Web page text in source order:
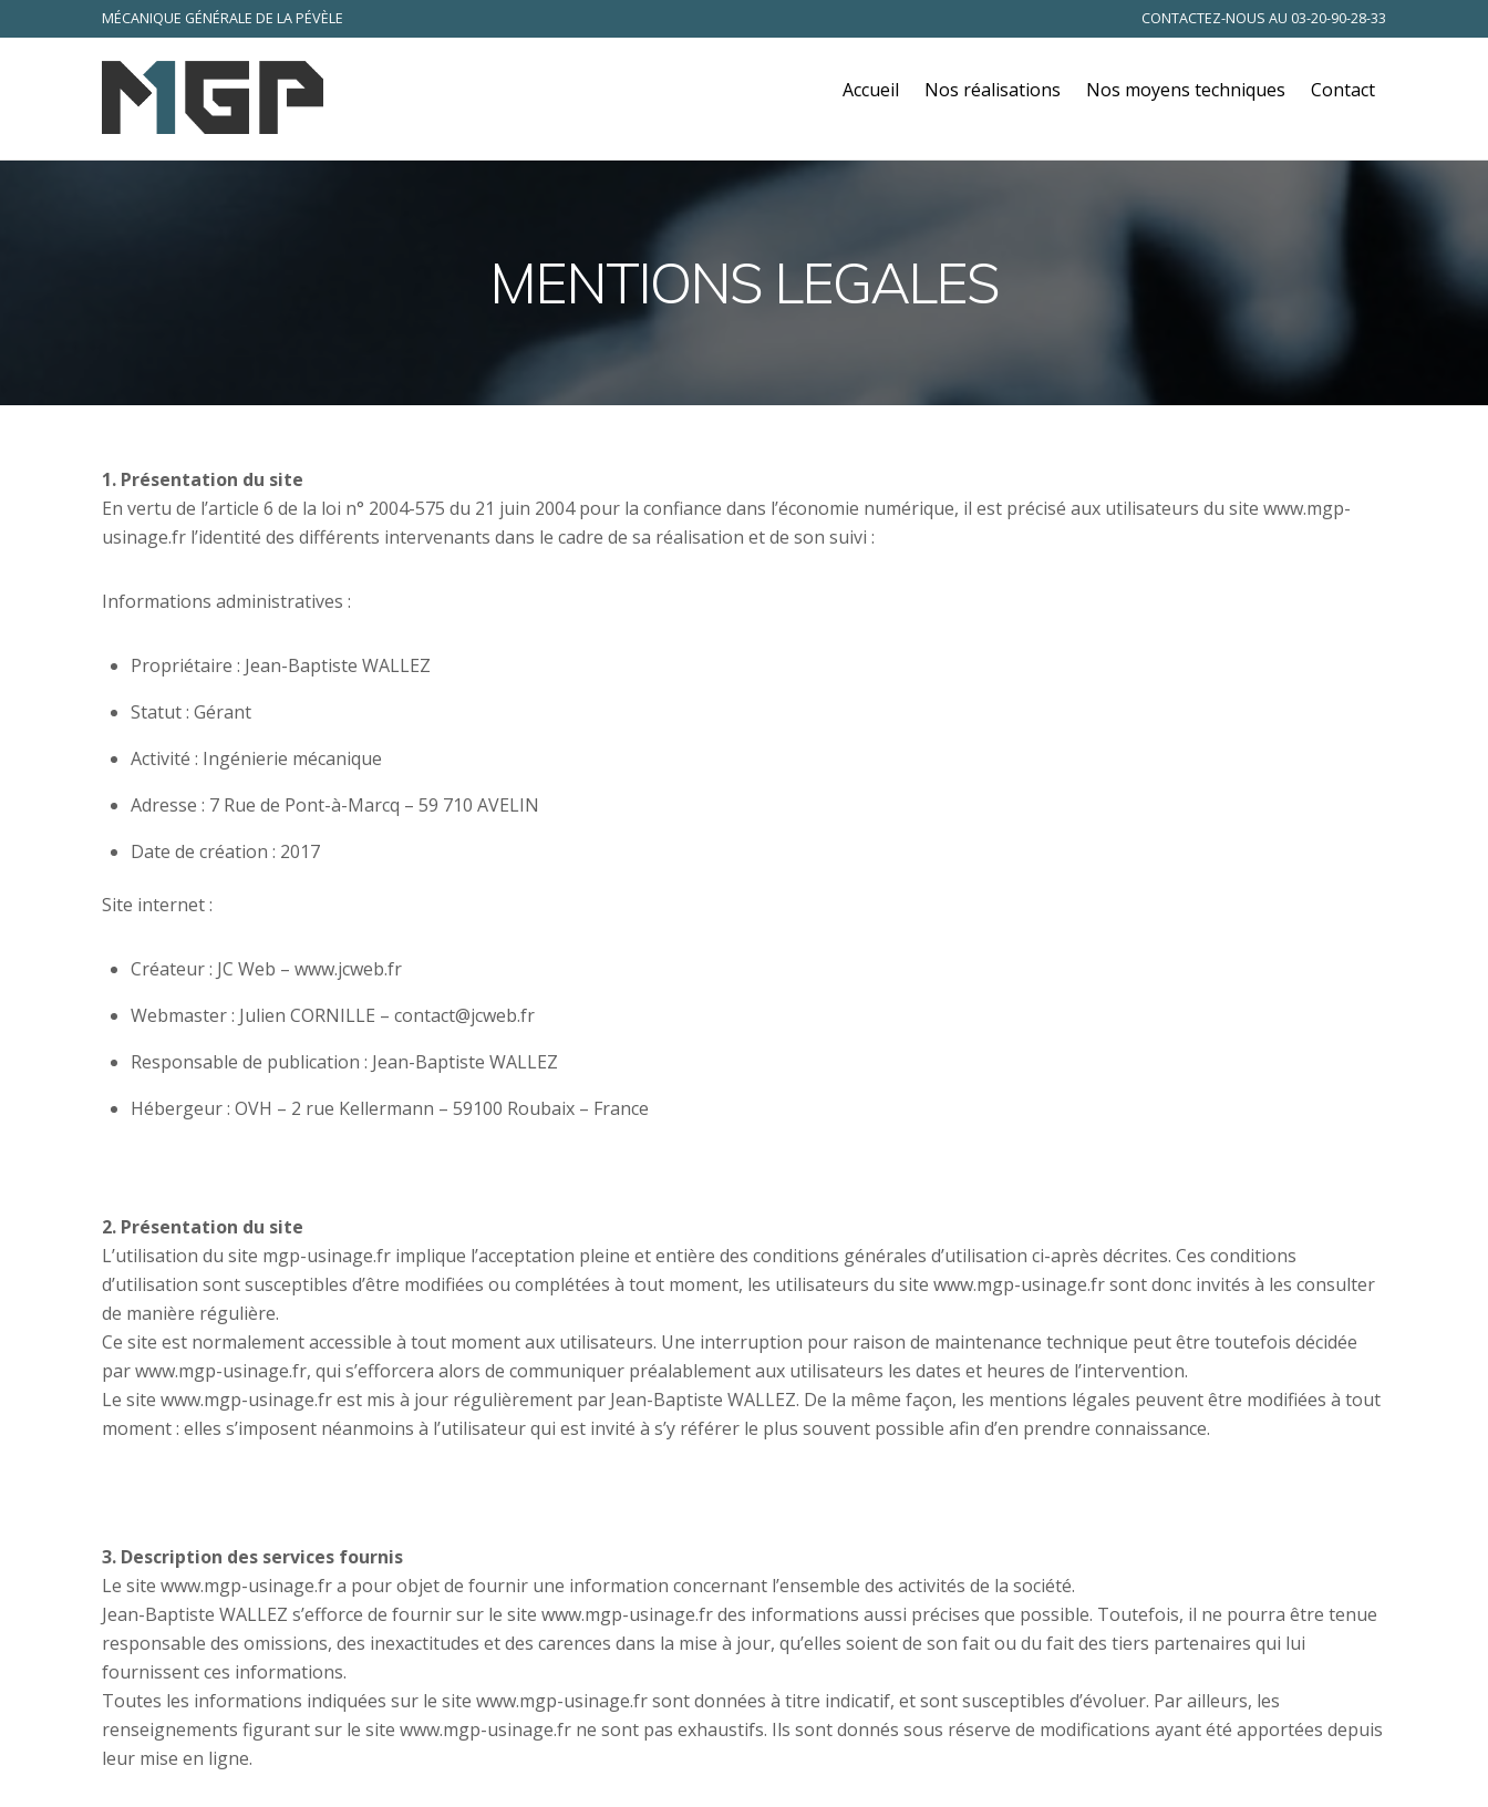
MÉCANIQUE GÉNÉRALE DE LA PÉVÈLE CONTACTEZ-NOUS AU 03-20-90-28-33
Accueil Nos réalisations Nos moyens techniques Contact
MENTIONS LEGALES
1. Présentation du site
En vertu de l’article 6 de la loi n° 2004-575 du 21 juin 2004 pour la confiance dans l’économie numérique, il est précisé aux utilisateurs du site www.mgp-
usinage.fr l’identité des différents intervenants dans le cadre de sa réalisation et de son suivi :
Informations administratives :
Propriétaire : Jean-Baptiste WALLEZ
Statut : Gérant
Activité : Ingénierie mécanique
Adresse : 7 Rue de Pont-à-Marcq – 59 710 AVELIN
Date de création : 2017
Site internet :
Créateur : JC Web – www.jcweb.fr
Webmaster : Julien CORNILLE – contact@jcweb.fr
Responsable de publication : Jean-Baptiste WALLEZ
Hébergeur : OVH – 2 rue Kellermann – 59100 Roubaix – France
2. Présentation du site
L’utilisation du site mgp-usinage.fr implique l’acceptation pleine et entière des conditions générales d’utilisation ci-après décrites. Ces conditions
d’utilisation sont susceptibles d’être modifiées ou complétées à tout moment, les utilisateurs du site www.mgp-usinage.fr sont donc invités à les consulter
de manière régulière.
Ce site est normalement accessible à tout moment aux utilisateurs. Une interruption pour raison de maintenance technique peut être toutefois décidée
par www.mgp-usinage.fr, qui s’efforcera alors de communiquer préalablement aux utilisateurs les dates et heures de l’intervention.
Le site www.mgp-usinage.fr est mis à jour régulièrement par Jean-Baptiste WALLEZ. De la même façon, les mentions légales peuvent être modifiées à tout
moment : elles s’imposent néanmoins à l’utilisateur qui est invité à s’y référer le plus souvent possible afin d’en prendre connaissance.
3. Description des services fournis
Le site www.mgp-usinage.fr a pour objet de fournir une information concernant l’ensemble des activités de la société.
Jean-Baptiste WALLEZ s’efforce de fournir sur le site www.mgp-usinage.fr des informations aussi précises que possible. Toutefois, il ne pourra être tenue
responsable des omissions, des inexactitudes et des carences dans la mise à jour, qu’elles soient de son fait ou du fait des tiers partenaires qui lui
fournissent ces informations.
Toutes les informations indiquées sur le site www.mgp-usinage.fr sont données à titre indicatif, et sont susceptibles d’évoluer. Par ailleurs, les
renseignements figurant sur le site www.mgp-usinage.fr ne sont pas exhaustifs. Ils sont donnés sous réserve de modifications ayant été apportées depuis
leur mise en ligne.